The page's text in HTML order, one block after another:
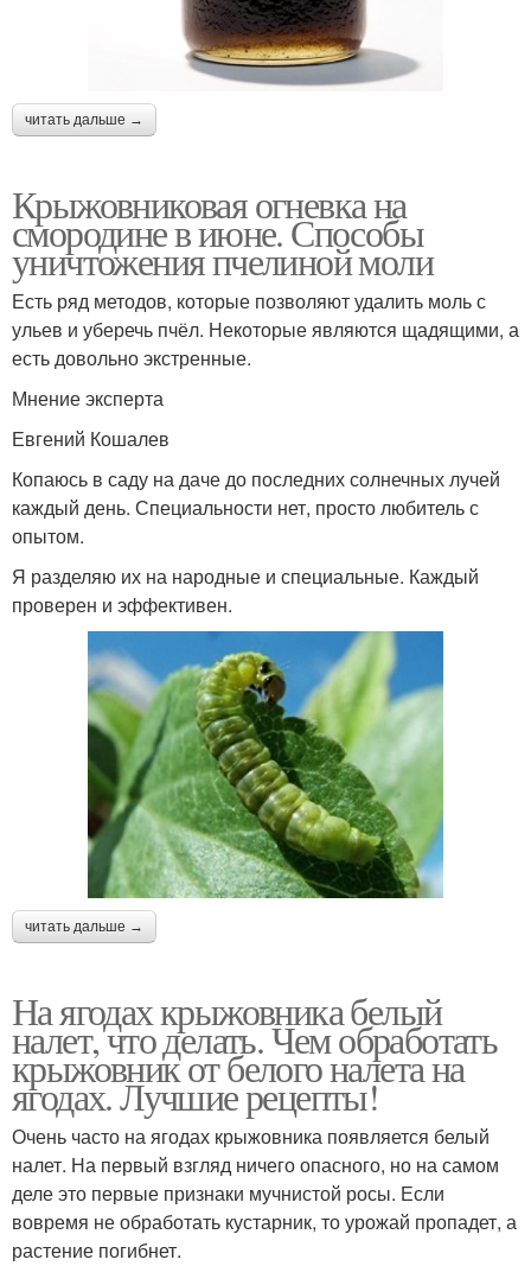
читать дальше →
Крыжовниковая огневка на
смородине в июне. Способы
уничтожения пчелиной моли
Есть ряд методов, которые позволяют удалить моль с
ульев и уберечь пчёл. Некоторые являются щадящими, а
есть довольно экстренные.
Мнение эксперта
Евгений Кошалев
Копаюсь в саду на даче до последних солнечных лучей
каждый день. Специальности нет, просто любитель с
опытом.
Я разделяю их на народные и специальные. Каждый
проверен и эффективен.
читать дальше →
На ягодах крыжовника белый
налет, что делать. Чем обработать
крыжовник от белого налета на
ягодах. Лучшие рецепты!
Очень часто на ягодах крыжовника появляется белый
налет. На первый взгляд ничего опасного, но на самом
деле это первые признаки мучнистой росы. Если
вовремя не обработать кустарник, то урожай пропадет, а
растение погибнет.